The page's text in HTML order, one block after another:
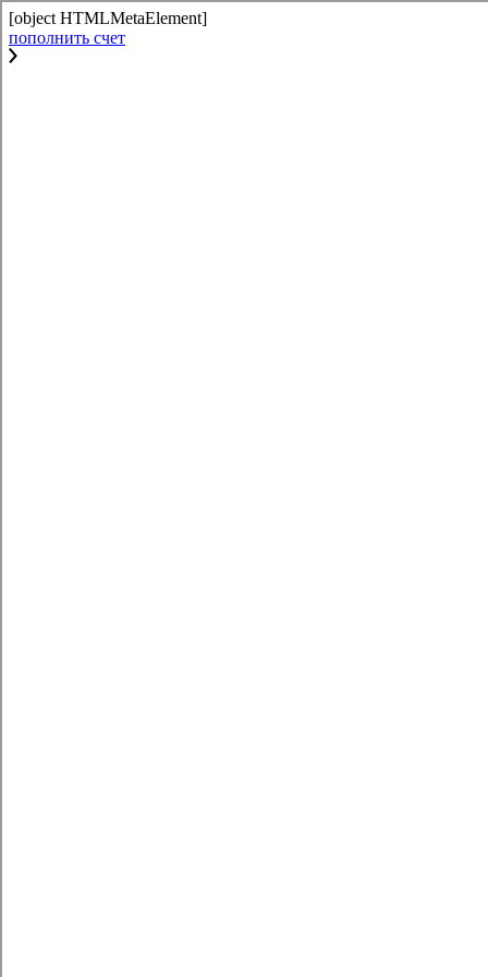
[object HTMLMetaElement]
пополнить счет